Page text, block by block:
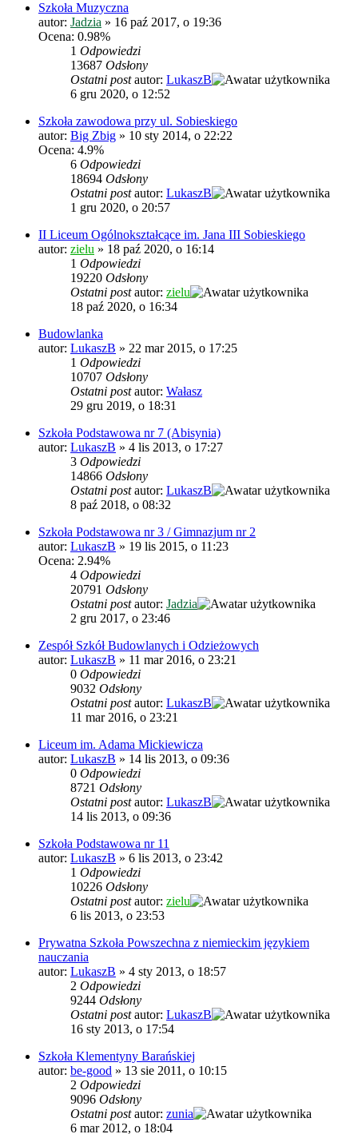
Szkoła Muzyczna
autor: Jadzia » 16 paź 2017, o 19:36
Ocena: 0.98%
1 Odpowiedzi
13687 Odsłony
Ostatni postautor: LukaszB
6 gru 2020, o 12:52
Szkoła zawodowa przy ul. Sobieskiego
autor: Big Zbig » 10 sty 2014, o 22:22
Ocena: 4.9%
6 Odpowiedzi
18694 Odsłony
Ostatni postautor: LukaszB
1 gru 2020, o 20:57
II Liceum Ogólnokształcące im. Jana III Sobieskiego
autor: zielu » 18 paź 2020, o 16:14
1 Odpowiedzi
19220 Odsłony
Ostatni postautor: zielu
18 paź 2020, o 16:34
Budowlanka
autor: LukaszB » 22 mar 2015, o 17:25
1 Odpowiedzi
10707 Odsłony
Ostatni postautor: Wałasz
29 gru 2019, o 18:31
Szkoła Podstawowa nr 7 (Abisynia)
autor: LukaszB » 4 lis 2013, o 17:27
3 Odpowiedzi
14866 Odsłony
Ostatni postautor: LukaszB
8 paź 2018, o 08:32
Szkoła Podstawowa nr 3 / Gimnazjum nr 2
autor: LukaszB » 19 lis 2015, o 11:23
Ocena: 2.94%
4 Odpowiedzi
20791 Odsłony
Ostatni postautor: Jadzia
2 gru 2017, o 23:46
Zespół Szkół Budowlanych i Odzieżowych
autor: LukaszB » 11 mar 2016, o 23:21
0 Odpowiedzi
9032 Odsłony
Ostatni postautor: LukaszB
11 mar 2016, o 23:21
Liceum im. Adama Mickiewicza
autor: LukaszB » 14 lis 2013, o 09:36
0 Odpowiedzi
8721 Odsłony
Ostatni postautor: LukaszB
14 lis 2013, o 09:36
Szkoła Podstawowa nr 11
autor: LukaszB » 6 lis 2013, o 23:42
1 Odpowiedzi
10226 Odsłony
Ostatni postautor: zielu
6 lis 2013, o 23:53
Prywatna Szkoła Powszechna z niemieckim językiem
nauczania
autor: LukaszB » 4 sty 2013, o 18:57
2 Odpowiedzi
9244 Odsłony
Ostatni postautor: LukaszB
16 sty 2013, o 17:54
Szkoła Klementyny Barańskiej
autor: be-good » 13 sie 2011, o 10:15
2 Odpowiedzi
9096 Odsłony
Ostatni postautor: zunia
6 mar 2012, o 18:04